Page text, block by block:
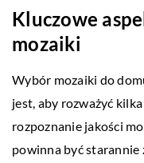
Kluczowe
mozaiki
Wybór mozaiki do
jest, aby rozważyć
rozpoznanie jakości
powinna być starannie